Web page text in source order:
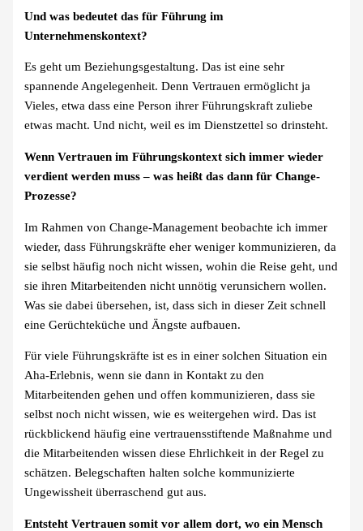
Und was bedeutet das für Führung im
Unternehmenskontext?
Es geht um Beziehungsgestaltung. Das ist eine sehr
spannende Angelegenheit. Denn Vertrauen ermöglicht ja
Vieles, etwa dass eine Person ihrer Führungskraft zuliebe
etwas macht. Und nicht, weil es im Dienstzettel so drinsteht.
Wenn Vertrauen im Führungskontext sich immer wieder
verdient werden muss – was heißt das dann für Change-
Prozesse?
Im Rahmen von Change-Management beobachte ich immer
wieder, dass Führungskräfte eher weniger kommunizieren, da
sie selbst häufig noch nicht wissen, wohin die Reise geht, und
sie ihren Mitarbeitenden nicht unnötig verunsichern wollen.
Was sie dabei übersehen, ist, dass sich in dieser Zeit schnell
eine Gerüchteküche und Ängste aufbauen.
Für viele Führungskräfte ist es in einer solchen Situation ein
Aha-Erlebnis, wenn sie dann in Kontakt zu den
Mitarbeitenden gehen und offen kommunizieren, dass sie
selbst noch nicht wissen, wie es weitergehen wird. Das ist
rückblickend häufig eine vertrauensstiftende Maßnahme und
die Mitarbeitenden wissen diese Ehrlichkeit in der Regel zu
schätzen. Belegschaften halten solche kommunizierte
Ungewissheit überraschend gut aus.
Entsteht Vertrauen somit vor allem dort, wo ein Mensch